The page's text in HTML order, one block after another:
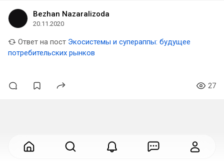
Bezhan Nazaralizoda
20.11.2020
Ответ на пост Экосистемы и супераппы: будущее
потребительских рынков
27